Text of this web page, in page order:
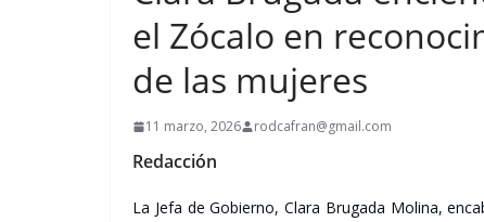
el Zócalo en
de las mujeres
11 marzo, 2026 rodcafran@gmail.com
Redacción
La Jefa de Gobierno, Clara Brugada Molina,